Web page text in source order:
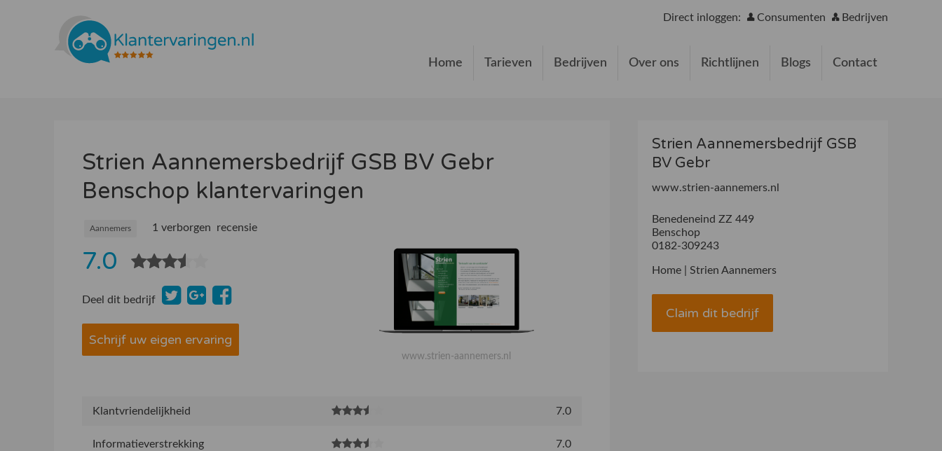
Direct inloggen: Consumenten Bedrijven
Home Tarieven Bedrijven Over ons Richtlijnen Blogs Contact
Strien Aannemersbedrijf GSB BV Gebr
Benschop klantervaringen
Aannemers 1 verborgen recensie
7.0
Deel dit bedrijf
Schrijf uw eigen ervaring
www.strien-aannemers.nl
Klantvriendelijkheid 7.0
Informatieverstrekking 7.0
Strien Aannemersbedrijf GSB
BV Gebr
www.strien-aannemers.nl
Benedeneind ZZ 449
Benschop
0182-309243
Home | Strien Aannemers
Claim dit bedrijf